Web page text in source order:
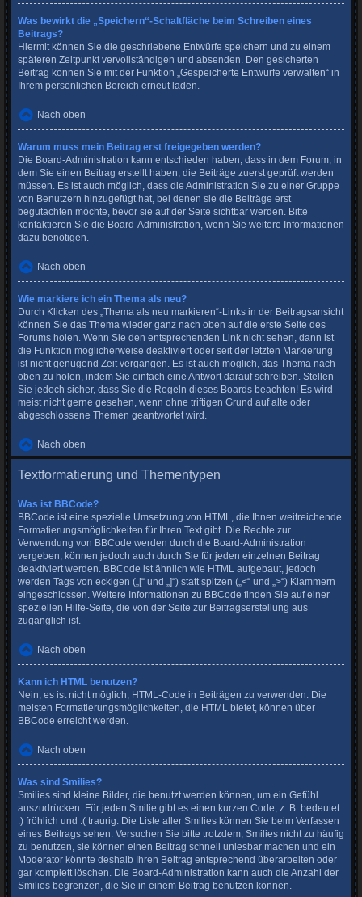
Was bewirkt die „Speichern“-Schaltfläche beim Schreiben eines
Beitrags?
Hiermit können Sie die geschriebene Entwürfe speichern und zu einem
späteren Zeitpunkt vervollständigen und absenden. Den gesicherten
Beitrag können Sie mit der Funktion „Gespeicherte Entwürfe verwalten“ in
Ihrem persönlichen Bereich erneut laden.
Nach oben
Warum muss mein Beitrag erst freigegeben werden?
Die Board-Administration kann entschieden haben, dass in dem Forum, in
dem Sie einen Beitrag erstellt haben, die Beiträge zuerst geprüft werden
müssen. Es ist auch möglich, dass die Administration Sie zu einer Gruppe
von Benutzern hinzugefügt hat, bei denen sie die Beiträge erst
begutachten möchte, bevor sie auf der Seite sichtbar werden. Bitte
kontaktieren Sie die Board-Administration, wenn Sie weitere Informationen
dazu benötigen.
Nach oben
Wie markiere ich ein Thema als neu?
Durch Klicken des „Thema als neu markieren“-Links in der Beitragsansicht
können Sie das Thema wieder ganz nach oben auf die erste Seite des
Forums holen. Wenn Sie den entsprechenden Link nicht sehen, dann ist
die Funktion möglicherweise deaktiviert oder seit der letzten Markierung
ist nicht genügend Zeit vergangen. Es ist auch möglich, das Thema nach
oben zu holen, indem Sie einfach eine Antwort darauf schreiben. Stellen
Sie jedoch sicher, dass Sie die Regeln dieses Boards beachten! Es wird
meist nicht gerne gesehen, wenn ohne triftigen Grund auf alte oder
abgeschlossene Themen geantwortet wird.
Nach oben
Textformatierung und Thementypen
Was ist BBCode?
BBCode ist eine spezielle Umsetzung von HTML, die Ihnen weitreichende
Formatierungsmöglichkeiten für Ihren Text gibt. Die Rechte zur
Verwendung von BBCode werden durch die Board-Administration
vergeben, können jedoch auch durch Sie für jeden einzelnen Beitrag
deaktiviert werden. BBCode ist ähnlich wie HTML aufgebaut, jedoch
werden Tags von eckigen („[“ und „]“) statt spitzen („<“ und „>“) Klammern
eingeschlossen. Weitere Informationen zu BBCode finden Sie auf einer
speziellen Hilfe-Seite, die von der Seite zur Beitragserstellung aus
zugänglich ist.
Nach oben
Kann ich HTML benutzen?
Nein, es ist nicht möglich, HTML-Code in Beiträgen zu verwenden. Die
meisten Formatierungsmöglichkeiten, die HTML bietet, können über
BBCode erreicht werden.
Nach oben
Was sind Smilies?
Smilies sind kleine Bilder, die benutzt werden können, um ein Gefühl
auszudrücken. Für jeden Smilie gibt es einen kurzen Code, z. B. bedeutet
:) fröhlich und :( traurig. Die Liste aller Smilies können Sie beim Verfassen
eines Beitrags sehen. Versuchen Sie bitte trotzdem, Smilies nicht zu häufig
zu benutzen, sie können einen Beitrag schnell unlesbar machen und ein
Moderator könnte deshalb Ihren Beitrag entsprechend überarbeiten oder
gar komplett löschen. Die Board-Administration kann auch die Anzahl der
Smilies begrenzen, die Sie in einem Beitrag benutzen können.